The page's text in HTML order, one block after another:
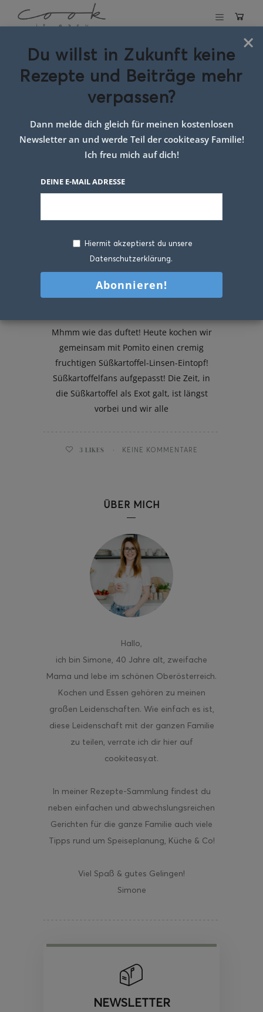
Schlagwort:
Rezepte mit
Linsen
Mhmm wie das duftet! Heute kochen wir
gemeinsam mit Pomìto einen cremig
fruchtigen Süßkartoffel-Linsen-Eintopf!
Süßkartoffelfans aufgepasst! Die Zeit, in
die Süßkartoffel als Exot galt, ist längst
vorbei und wir alle
3 LIKES KEINE KOMMENTARE
ÜBER MICH
Hallo,
ich bin Simone, 40 Jahre alt, zweifache
Mama und lebe im schönen Oberösterreich.
Kochen und Essen gehören zu meinen
großen Leidenschaften. Wie einfach es ist,
diese Leidenschaft mit der ganzen Familie
zu teilen, verrate ich dir hier auf
cookiteasy.at.
In meiner Rezepte-Sammlung findest du
neben einfachen und abwechslungsreichen
Gerichten für die ganze Familie auch viele
Tipps rund um Speiseplanung, Küche & Co!
Viel Spaß & gutes Gelingen!
Simone
NEWSLETTER
×
Du willst in Zukunft keine
Rezepte und Beiträge mehr
verpassen?
Dann melde dich gleich für meinen kostenlosen
Newsletter an und werde Teil der cookiteasy Familie!
Ich freu mich auf dich!
DEINE E-MAIL ADRESSE
Hiermit akzeptierst du unsere
Datenschutzerklärung.